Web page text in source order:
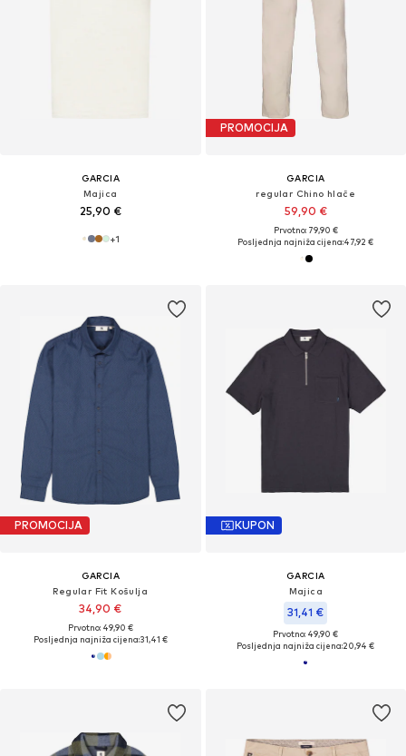
GARCIA
Majica
25,90 €
+1
PROMOCIJA
GARCIA
regular Chino hlače
59,90 €
Prvotno: 79,90 €
Posljednja najniža cijena:47,92 €
PROMOCIJA
GARCIA
Regular Fit Košulja
34,90 €
Prvotno: 49,90 €
Posljednja najniža cijena:31,41 €
KUPON
GARCIA
Majica
31,41 €
Prvotno: 49,90 €
Posljednja najniža cijena:20,94 €